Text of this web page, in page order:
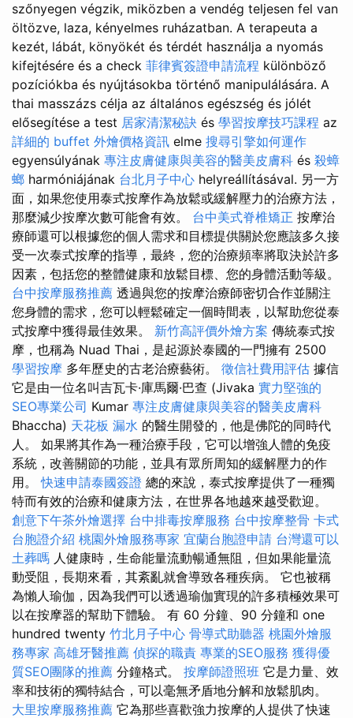
szőnyegen végzik, miközben a vendég teljesen fel van
öltözve, laza, kényelmes ruházatban. A terapeuta a
kezét, lábát, könyökét és térdét használja a nyomás
kifejtésére és a check 菲律賓簽證申請流程 különböző
pozíciókba és nyújtásokba történő manipulálására. A
thai masszázs célja az általános egészség és jólét
elősegítése a test 居家清潔秘訣 és 學習按摩技巧課程 az
詳細的 buffet 外燴價格資訊 elme 搜尋引擎如何運作
egyensúlyának 專注皮膚健康與美容的醫美皮膚科 és 殺蟑
螂 harmóniájának 台北月子中心 helyreállításával. 另一方
面，如果您使用泰式按摩作為放鬆或緩解壓力的治療方法，
那麼減少按摩次數可能會有效。 台中美式脊椎矯正 按摩治
療師還可以根據您的個人需求和目標提供關於您應該多久接
受一次泰式按摩的指導，最終，您的治療頻率將取決於許多
因素，包括您的整體健康和放鬆目標、您的身體活動等級。
台中按摩服務推薦 透過與您的按摩治療師密切合作並關注
您身體的需求，您可以輕鬆確定一個時間表，以幫助您從泰
式按摩中獲得最佳效果。 新竹高評價外燴方案 傳統泰式按
摩，也稱為 Nuad Thai，是起源於泰國的一門擁有 2500
學習按摩 多年歷史的古老治療藝術。 徵信社費用評估 據信
它是由一位名叫吉瓦卡·庫馬爾·巴查 (Jivaka 實力堅強的
SEO專業公司 Kumar 專注皮膚健康與美容的醫美皮膚科
Bhaccha) 天花板 漏水 的醫生開發的，他是佛陀的同時代
人。 如果將其作為一種治療手段，它可以增強人體的免疫
系統，改善關節的功能，並具有眾所周知的緩解壓力的作
用。快速申請泰國簽證 總的來說，泰式按摩提供了一種獨
特而有效的治療和健康方法，在世界各地越來越受歡迎。
創意下午茶外燴選擇 台中排毒按摩服務 台中按摩整骨 卡式
台胞證介紹 桃園外燴服務專家 宜蘭台胞證申請 台灣還可以
土葬嗎 人健康時，生命能量流動暢通無阻，但如果能量流
動受阻，長期來看，其紊亂就會導致各種疾病。 它也被稱
為懶人瑜伽，因為我們可以透過瑜伽實現的許多積極效果可
以在按摩器的幫助下體驗。 有 60 分鐘、90 分鐘和 one
hundred twenty 竹北月子中心 骨導式助聽器 桃園外燴服
務專家 高雄牙醫推薦 偵探的職責 專業的SEO服務 獲得優
質SEO團隊的推薦 分鐘格式。 按摩師證照班 它是力量、效
率和技術的獨特結合，可以毫無矛盾地分解和放鬆肌肉。
大里按摩服務推薦 它為那些喜歡強力按摩的人提供了快速